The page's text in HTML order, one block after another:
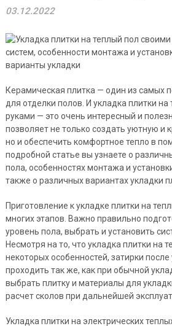
03.12.2022
Керамическая плитка — один из самых
для отделки полов. И укладка плитки
руками — это очень интересный и
позволяет не только создать уютную и
но и обеспечить комфортное тепло в
подробной статье вы узнаете о
пола, особенностях монтажа и
также о различных вариантах укладки
Приготовление к укладке плитки на
многих этапов. Важно правильно
уровень пола, выбрать и установить
Несмотря на то, что укладка плитки на
некоторых особенностей, затирки
проходить так же, как при обычной
выбрать плитку и материалы для
расчет сколов при дальнейшей
Укладка плитки на электрических